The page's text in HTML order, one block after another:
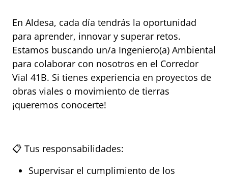
En Aldesa, cada día tendrás la oportunidad
para aprender, innovar y superar retos.
Estamos buscando un/a Ingeniero(a) Ambiental
para colaborar con nosotros en el Corredor
Vial 41B. Si tienes experiencia en proyectos de
obras viales o movimiento de tierras
¡queremos conocerte!
📋 Tus responsabilidades:
Supervisar el cumplimiento de los